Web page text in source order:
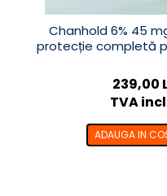
Chanhold 6% 45
protecție completă
239,00
TVA
ADAUGA IN